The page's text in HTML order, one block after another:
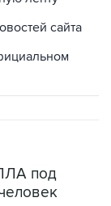
сайта
под